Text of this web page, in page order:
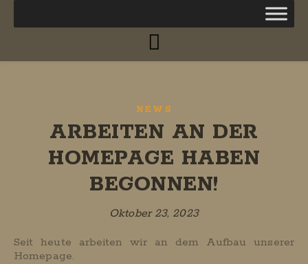
NEWS
ARBEITEN AN DER
HOMEPAGE HABEN
BEGONNEN!
Oktober 23, 2023
Seit heute arbeiten wir an dem Aufbau unserer
Homepage.